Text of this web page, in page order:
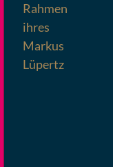
Rahmen
ihres
Markus
Lüpertz